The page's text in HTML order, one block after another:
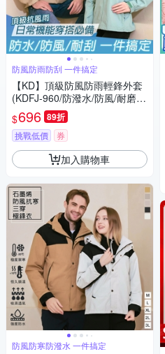
防風防雨防刮 一件搞定
【KD】頂級防風防雨輕鋒外套
(KDFJ-960/防潑水/防風/耐磨/
透氣)
$696 89折
挑戰低價 券
加入購物車
防風防寒防潑水 一件搞定